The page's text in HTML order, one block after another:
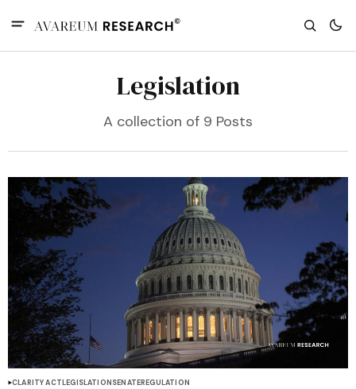
Legislation
A collection of 9 Posts
CLARITY ACTLEGISLATIONSENATEREGULATION